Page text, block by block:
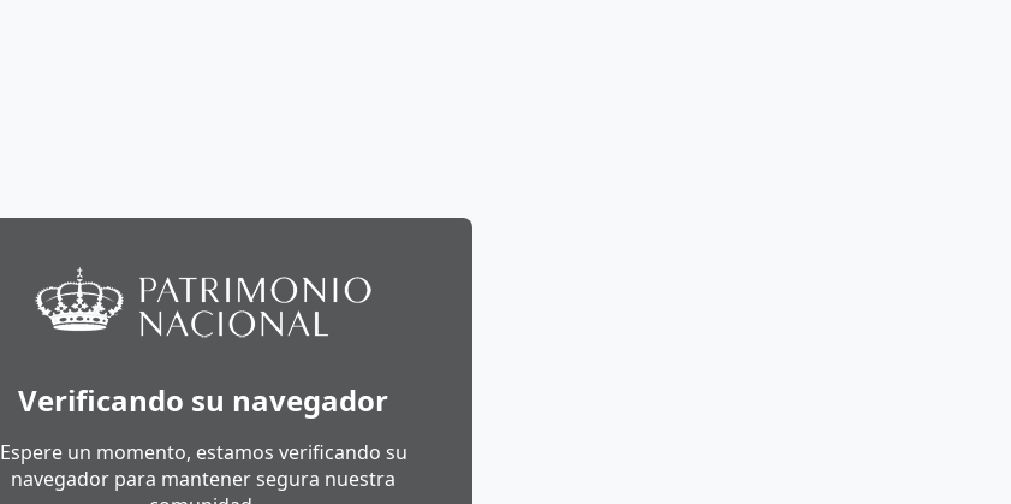
Verificando su navegador
Espere un momento, estamos verificando su
navegador para mantener segura nuestra